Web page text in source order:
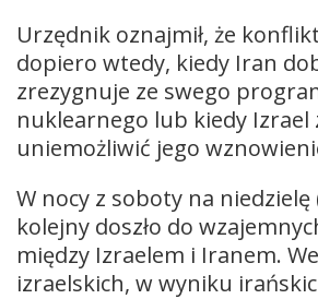
Urzędnik oznajmił, że
dopiero wtedy, kiedy Iran
zrezygnuje ze swego
nuklearnego lub kiedy Izrael
uniemożliwić jego
W nocy z soboty na niedzielę
kolejny doszło do
między Izraelem i Iranem.
izraelskich, w wyniku